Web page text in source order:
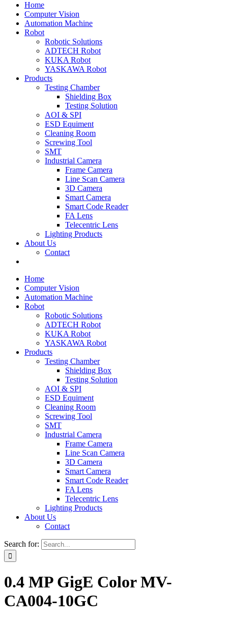
Home
Computer Vision
Automation Machine
Robot
Robotic Solutions
ADTECH Robot
KUKA Robot
YASKAWA Robot
Products
Testing Chamber
Shielding Box
Testing Solution
AOI & SPI
ESD Equiment
Cleaning Room
Screwing Tool
SMT
Industrial Camera
Frame Camera
Line Scan Camera
3D Camera
Smart Camera
Smart Code Reader
FA Lens
Telecentric Lens
Lighting Products
About Us
Contact
Home
Computer Vision
Automation Machine
Robot
Robotic Solutions
ADTECH Robot
KUKA Robot
YASKAWA Robot
Products
Testing Chamber
Shielding Box
Testing Solution
AOI & SPI
ESD Equiment
Cleaning Room
Screwing Tool
SMT
Industrial Camera
Frame Camera
Line Scan Camera
3D Camera
Smart Camera
Smart Code Reader
FA Lens
Telecentric Lens
Lighting Products
About Us
Contact
Search for:
0.4 MP GigE Color MV-
CA004-10GC